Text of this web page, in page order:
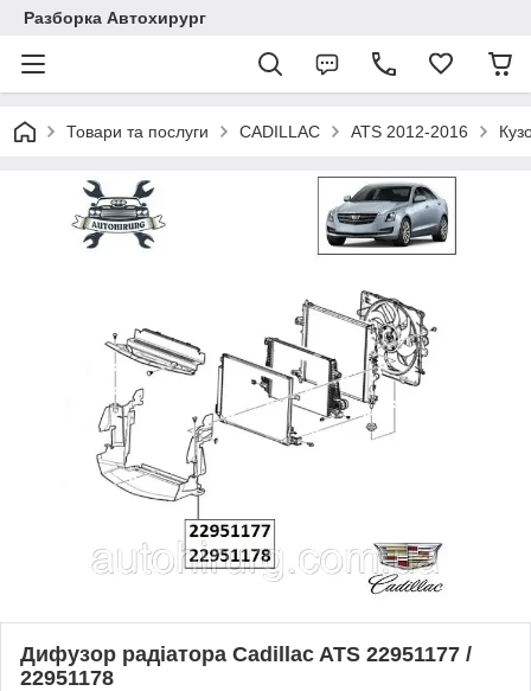
Разборка Автохирург
Товари та послуги CADILLAC ATS 2012-2016
Дифузор радіатора Cadillac ATS 22951177 /
22951178